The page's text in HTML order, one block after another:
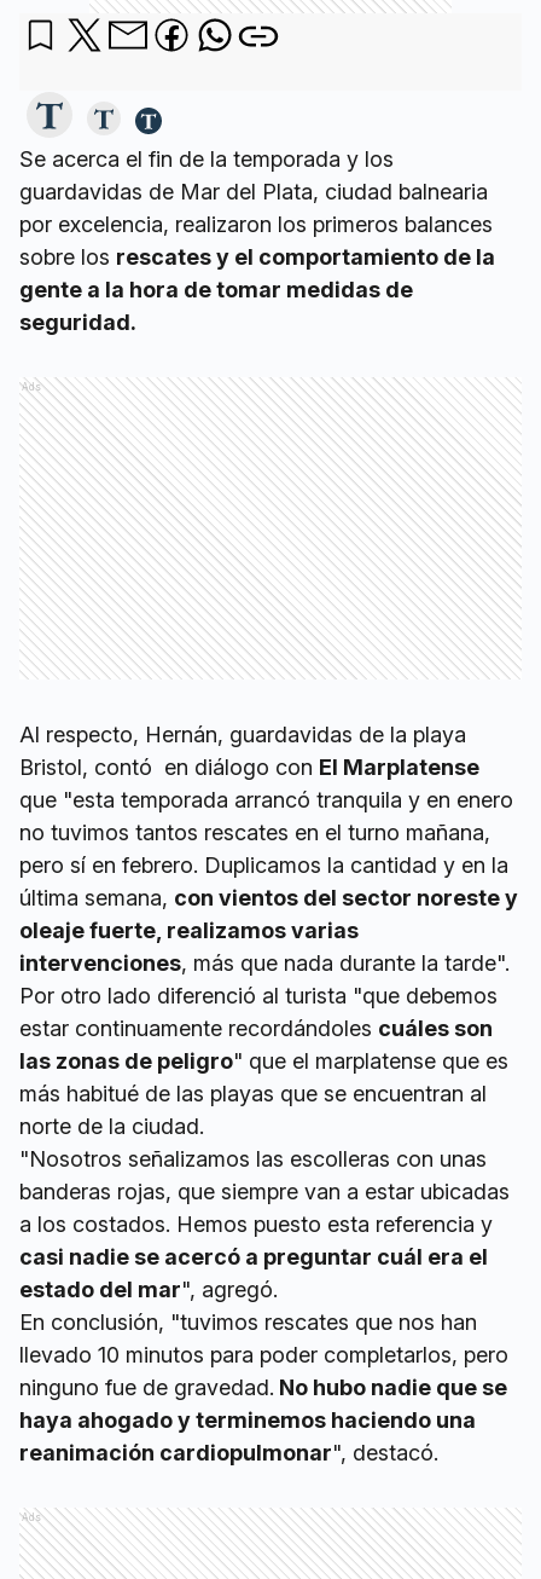
Se acerca el fin de la temporada y los
guardavidas de Mar del Plata, ciudad balnearia
por excelencia, realizaron los primeros balances
sobre los rescates y el comportamiento de la
gente a la hora de tomar medidas de
seguridad.
Ads
Al respecto, Hernán, guardavidas de la playa
Bristol, contó en diálogo con El Marplatense
que "esta temporada arrancó tranquila y en enero
no tuvimos tantos rescates en el turno mañana,
pero sí en febrero. Duplicamos la cantidad y en la
última semana, con vientos del sector noreste y
oleaje fuerte, realizamos varias
intervenciones, más que nada durante la tarde".
Por otro lado diferenció al turista "que debemos
estar continuamente recordándoles cuáles son
las zonas de peligro" que el marplatense que es
más habitué de las playas que se encuentran al
norte de la ciudad.
"Nosotros señalizamos las escolleras con unas
banderas rojas, que siempre van a estar ubicadas
a los costados. Hemos puesto esta referencia y
casi nadie se acercó a preguntar cuál era el
estado del mar", agregó.
En conclusión, "tuvimos rescates que nos han
llevado 10 minutos para poder completarlos, pero
ninguno fue de gravedad. No hubo nadie que se
haya ahogado y terminemos haciendo una
reanimación cardiopulmonar", destacó.
Ads